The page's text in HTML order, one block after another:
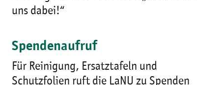
uns dabei!“
Spendenaufruf
Für Reinigung, Ersatztafeln und
Schutzfolien ruft die LaNU zu Spenden